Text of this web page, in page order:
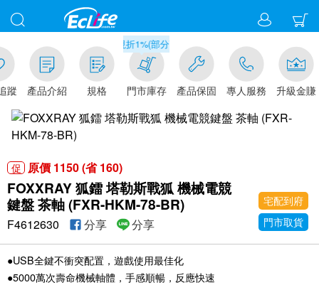
蹤 產品介紹 規格
滿千元門市取貨現折1%(部分商品不適用)-請點我看
門市庫存 產品保固 專人服務 升級金賺
促 原價 1150 (省 160)
FOXXRAY 狐鐳 塔勒斯戰狐 機械電競
鍵盤 茶軸 (FXR-HKM-78-BR)
宅配到府
門市取貨
F4612630 分享 分享
●USB全鍵不衝突配置，遊戲使用最佳化
●5000萬次壽命機械軸體，手感順暢，反應快速